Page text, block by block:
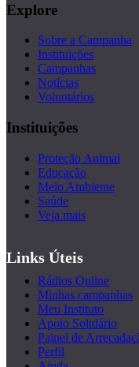
Explore
Sobre a Campanha
Instituições
Campanhas
Notícias
Voluntários
Instituições
Proteção Animal
Educação
Meio Ambiente
Saúde
Veja mais
Links Úteis
Rádios Online
Minhas campanhas
Meu Instituto
Apoio Solidário
Painel de
Perfil